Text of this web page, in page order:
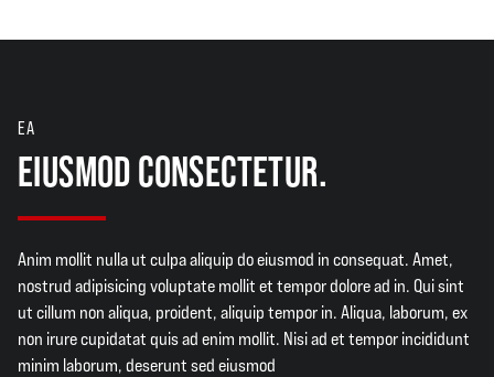
EA
EIUSMOD CONSECTETUR.
Anim mollit nulla ut culpa aliquip do eiusmod in consequat. Amet,
nostrud adipisicing voluptate mollit et tempor dolore ad in. Qui sint
ut cillum non aliqua, proident, aliquip tempor in. Aliqua, laborum, ex
non irure cupidatat quis ad enim mollit. Nisi ad et tempor incididunt
minim laborum, deserunt sed eiusmod